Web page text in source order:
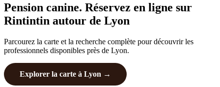
Pension canine. Réservez en ligne sur
Rintintin autour de Lyon
Parcourez la carte et la recherche complète pour découvrir les
professionnels disponibles près de Lyon.
Explorer la carte à Lyon →